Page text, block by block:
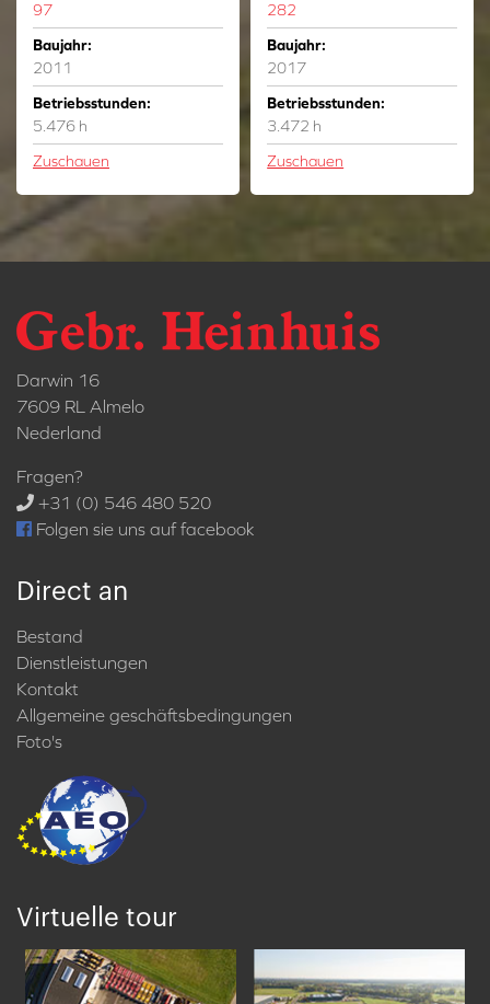
97
Baujahr:
2011
Betriebsstunden:
5.476 h
Zuschauen
282
Baujahr:
2017
Betriebsstunden:
3.472 h
Zuschauen
Darwin 16
7609 RL Almelo
Nederland
Fragen?
+31 (0) 546 480 520
Folgen sie uns auf facebook
Direct an
Bestand
Dienstleistungen
Kontakt
Allgemeine geschäftsbedingungen
Foto's
Virtuelle tour